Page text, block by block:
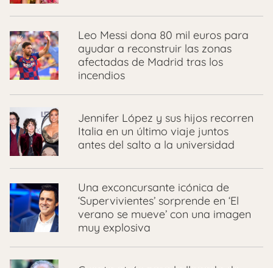
Leo Messi dona 80 mil euros para
ayudar a reconstruir las zonas
afectadas de Madrid tras los
incendios
Jennifer López y sus hijos recorren
Italia en un último viaje juntos
antes del salto a la universidad
Una exconcursante icónica de
‘Supervivientes’ sorprende en ‘El
verano se mueve’ con una imagen
muy explosiva